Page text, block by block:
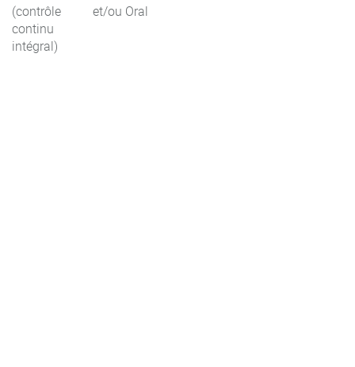
(contrôle
continu
intégral)
et/ou Oral